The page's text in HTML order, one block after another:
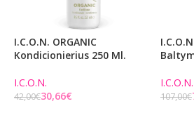
I.C.O.N. ORGANIC
Kondicionierius 250 Ml.
I.C.O.N.
42,00€30,66€
I.C.O.N.
107,00€